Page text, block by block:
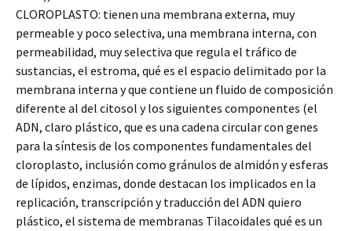
CLOROPLASTO: tienen una membrana externa, muy
permeable y poco selectiva, una membrana interna, con
permeabilidad, muy selectiva que regula el tráfico de
sustancias, el estroma, qué es el espacio delimitado por la
membrana interna y que contiene un fluido de composición
diferente al del citosol y los siguientes componentes (el
ADN, claro plástico, que es una cadena circular con genes
para la síntesis de los componentes fundamentales del
cloroplasto, inclusión como gránulos de almidón y esferas
de lípidos, enzimas, donde destacan los implicados en la
replicación, transcripción y traducción del ADN quiero
plástico, el sistema de membranas Tilacoidales qué es un